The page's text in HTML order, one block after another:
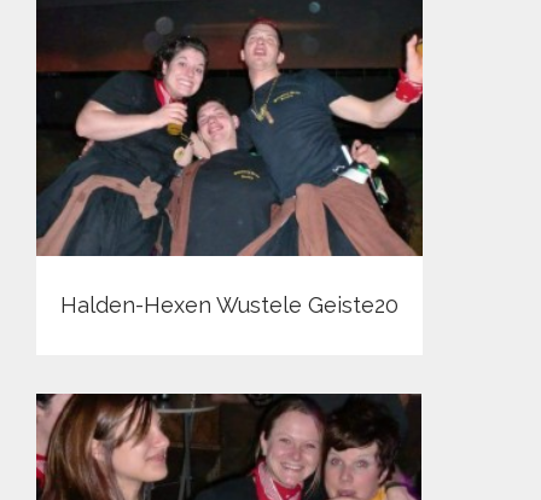
Halden-Hexen Wustele Geiste20